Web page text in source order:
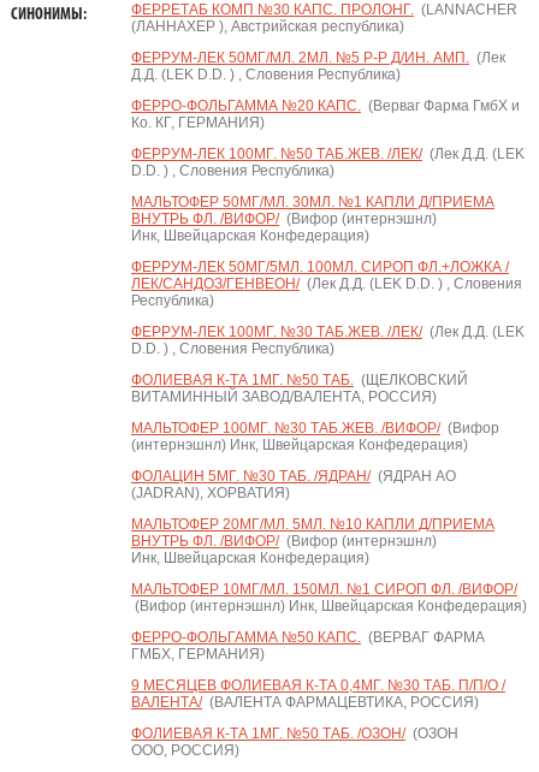
СИНОНИМЫ: ФЕРРЕТАБ КОМП №30 КАПС. ПРОЛОНГ.(LANNACHER
(ЛАННАХЕР ), Австрийская республика)
ФЕРРУМ-ЛЕК 50МГ/МЛ. 2МЛ. №5 Р-Р Д/ИН. АМП.(Лек
Д.Д. (LEK D.D. ) , Словения Республика)
ФЕРРО-ФОЛЬГАММА №20 КАПС.(Верваг Фарма ГмбХ и
Ко. КГ, ГЕРМАНИЯ)
ФЕРРУМ-ЛЕК 100МГ. №50 ТАБ.ЖЕВ. /ЛЕК/(Лек Д.Д. (LEK
D.D. ) , Словения Республика)
МАЛЬТОФЕР 50МГ/МЛ. 30МЛ. №1 КАПЛИ Д/ПРИЕМА
ВНУТРЬ ФЛ. /ВИФОР/(Вифор (интернэшнл)
Инк, Швейцарская Конфедерация)
ФЕРРУМ-ЛЕК 50МГ/5МЛ. 100МЛ. СИРОП ФЛ.+ЛОЖКА /
ЛЕК/САНДОЗ/ГЕНВЕОН/(Лек Д.Д. (LEK D.D. ) , Словения
Республика)
ФЕРРУМ-ЛЕК 100МГ. №30 ТАБ.ЖЕВ. /ЛЕК/(Лек Д.Д. (LEK
D.D. ) , Словения Республика)
ФОЛИЕВАЯ К-ТА 1МГ. №50 ТАБ.(ЩЕЛКОВСКИЙ
ВИТАМИННЫЙ ЗАВОД/ВАЛЕНТА, РОССИЯ)
МАЛЬТОФЕР 100МГ. №30 ТАБ.ЖЕВ. /ВИФОР/(Вифор
(интернэшнл) Инк, Швейцарская Конфедерация)
ФОЛАЦИН 5МГ. №30 ТАБ. /ЯДРАН/(ЯДРАН АО
(JADRAN), ХОРВАТИЯ)
МАЛЬТОФЕР 20МГ/МЛ. 5МЛ. №10 КАПЛИ Д/ПРИЕМА
ВНУТРЬ ФЛ. /ВИФОР/(Вифор (интернэшнл)
Инк, Швейцарская Конфедерация)
МАЛЬТОФЕР 10МГ/МЛ. 150МЛ. №1 СИРОП ФЛ. /ВИФОР/
(Вифор (интернэшнл) Инк, Швейцарская Конфедерация)
ФЕРРО-ФОЛЬГАММА №50 КАПС.(ВЕРВАГ ФАРМА
ГМБХ, ГЕРМАНИЯ)
9 МЕСЯЦЕВ ФОЛИЕВАЯ К-ТА 0,4МГ. №30 ТАБ. П/П/О /
ВАЛЕНТА/(ВАЛЕНТА ФАРМАЦЕВТИКА, РОССИЯ)
ФОЛИЕВАЯ К-ТА 1МГ. №50 ТАБ. /ОЗОН/(ОЗОН
ООО, РОССИЯ)